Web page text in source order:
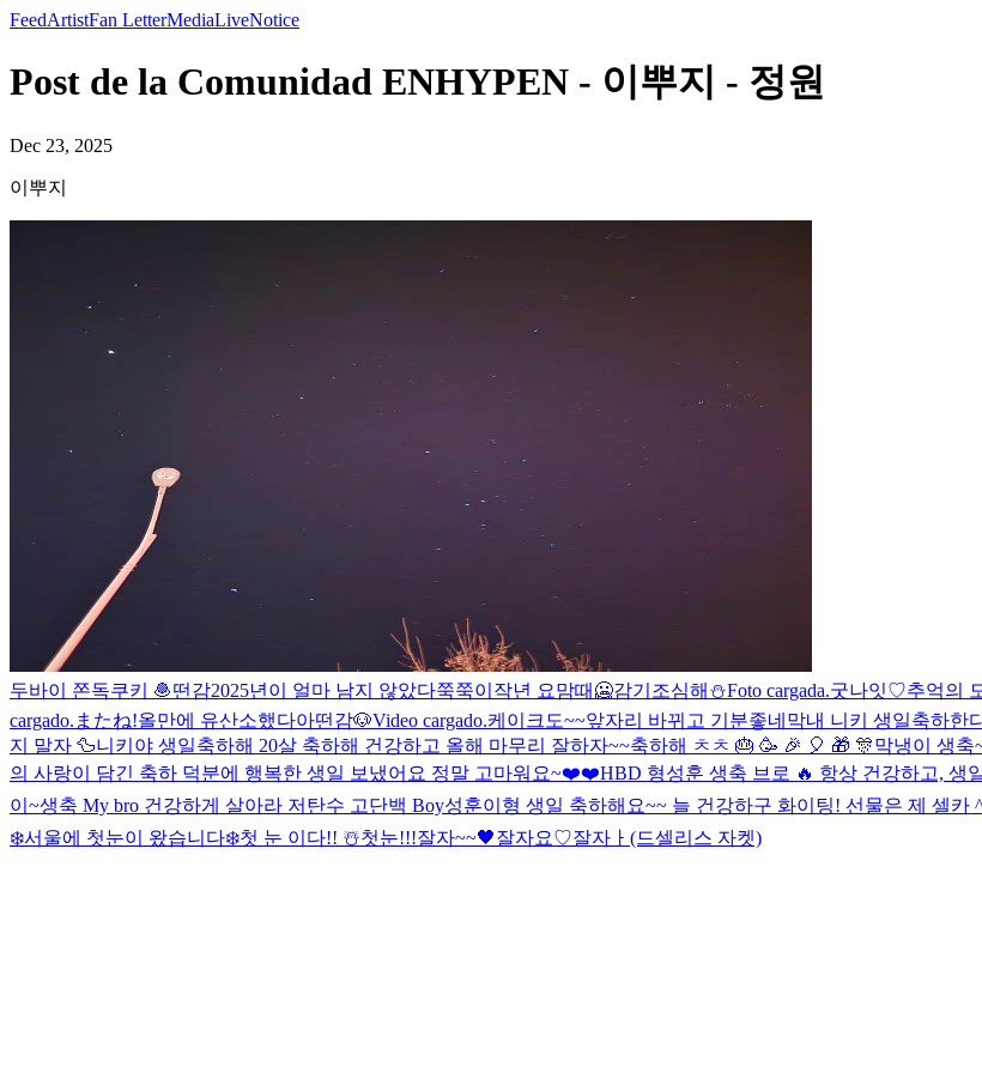
FeedArtistFan LetterMediaLiveNotice
Post de la Comunidad ENHYPEN - 이뿌지 - 정원
Dec 23, 2025
이뿌지
두바이 쫀독쿠키 🧆떤감2025년이 얼마 남지 않았다쭉쭉이 작년 요맘때 🥶감기조심해⛄️Foto cargada.굿나잇♡추억의
cargado. またね!올만에 유산소했다아떤감🐶Video cargado.케이크도~~앞자리 바뀌고 기분좋네 막내 니키 생일축하한
지 말자 🦆니키야 생일축하해 20살 축하해 건강하고 올해 마무리 잘하자~~축하해 ㅊㅊ 🎂 🥳 🎉 🎈 🎁 🎊막냉이 생축
의 사랑이 담긴 축하 덕분에 행복한 생일 보냈어요 정말 고마워요~❤️❤️HBD 형성훈 생축 브로 🔥 항상 건강하고, 생
이~생축 My bro 건강하게 살아라 저탄수 고단백 Boy성훈이형 생일 축하해요~~ 늘 건강하구 화이팅! 선물은 제 셀카
❄️서울에 첫눈이 왔습니다❄️첫 눈 이다!! ☃️첫눈!!!잘자~~🖤잘자요♡잘자ㅏ(드셀리스 자켓)